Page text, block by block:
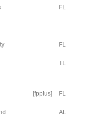
FL
FL
TL
[fpplus] FL
AL